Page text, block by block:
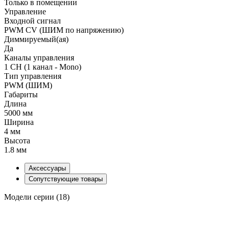
Только в помещении
Управление
Входной сигнал
PWM СV (ШИМ по напряжению)
Диммируемый(ая)
Да
Каналы управления
1 CH (1 канал - Mono)
Тип управления
PWM (ШИМ)
Габариты
Длина
5000 мм
Ширина
4 мм
Высота
1.8 мм
Аксессуары
Сопутствующие товары
Модели серии (18)